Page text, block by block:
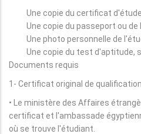
Une copie du certificat
Une copie du passeport ou
Une photo personnelle de
Une copie du test d'aptitude,
Documents requis
1- Certificat original de
• Le ministère des Affaires
certificat et l'ambassade
où se trouve l'étudiant.